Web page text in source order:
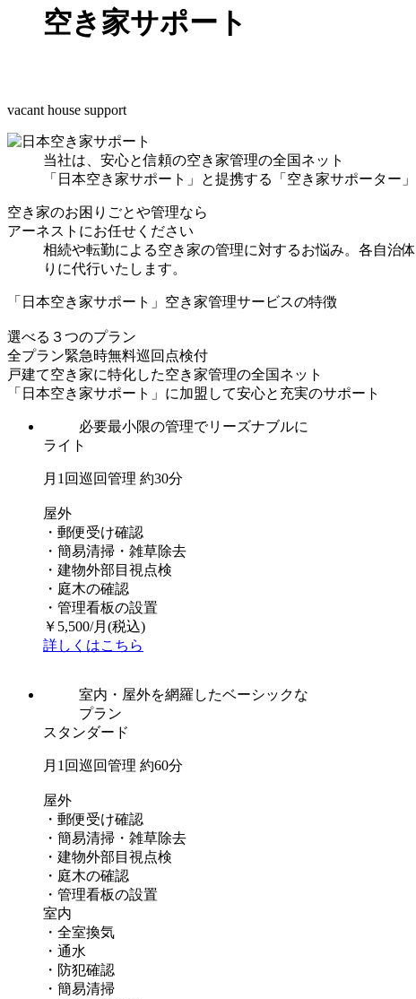
空き家サポート
vacant house support
当社は、安心と信頼の空き家管理の全国ネット
「日本空き家サポート」と提携する「空き家サポーター」
空き家のお困りごとや管理なら
アーネストにお任せください
相続や転勤による空き家の管理に対するお悩み。各自治
りに代行いたします。
「日本空き家サポート」空き家管理サービスの特徴
選べる ３つのプラン
全プラン緊急時無料巡回点検付
戸建て空き家に特化した空き家管理の全国ネット
「日本空き家サポート」に加盟して安心と充実のサポート
必要最小限の管理でリーズナブルに
ライト
月1回巡回管理 約30分
屋外
・郵便受け確認
・簡易清掃・雑草除去
・建物外部目視点検
・庭木の確認
・管理看板の設置
￥ 5,500/月 (税込)
詳しくはこちら
室内・屋外を網羅したベーシックな
プラン
スタンダード
月1回巡回管理 約60分
屋外
・郵便受け確認
・簡易清掃・雑草除去
・建物外部目視点検
・庭木の確認
・管理看板の設置
室内
・全室換気
・通水
・防犯確認
・簡易清掃